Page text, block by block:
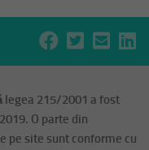
legea 215/2001 a fost
O parte din
pe site sunt conforme cu